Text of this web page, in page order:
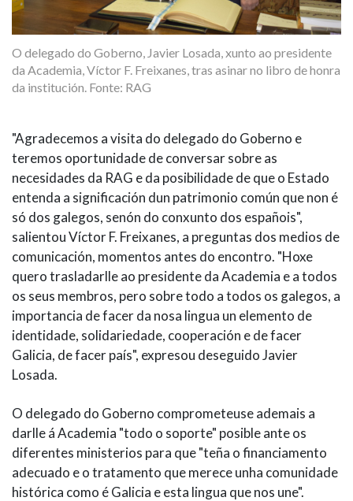
O delegado do Goberno, Javier Losada, xunto ao presidente
da Academia, Víctor F. Freixanes, tras asinar no libro de honra
da institución. Fonte: RAG
"Agradecemos a visita do delegado do Goberno e
teremos oportunidade de conversar sobre as
necesidades da RAG e da posibilidade de que o Estado
entenda a significación dun patrimonio común que non é
só dos galegos, senón do conxunto dos españois",
salientou Víctor F. Freixanes, a preguntas dos medios de
comunicación, momentos antes do encontro. "Hoxe
quero trasladarlle ao presidente da Academia e a todos
os seus membros, pero sobre todo a todos os galegos, a
importancia de facer da nosa lingua un elemento de
identidade, solidariedade, cooperación e de facer
Galicia, de facer país", expresou deseguido Javier
Losada.
O delegado do Goberno comprometeuse ademais a
darlle á Academia "todo o soporte" posible ante os
diferentes ministerios para que "teña o financiamento
adecuado e o tratamento que merece unha comunidade
histórica como é Galicia e esta lingua que nos une".